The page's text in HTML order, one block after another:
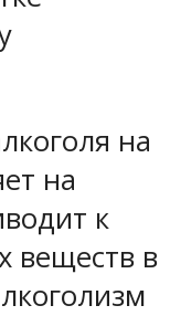
на
на
к
веществ в